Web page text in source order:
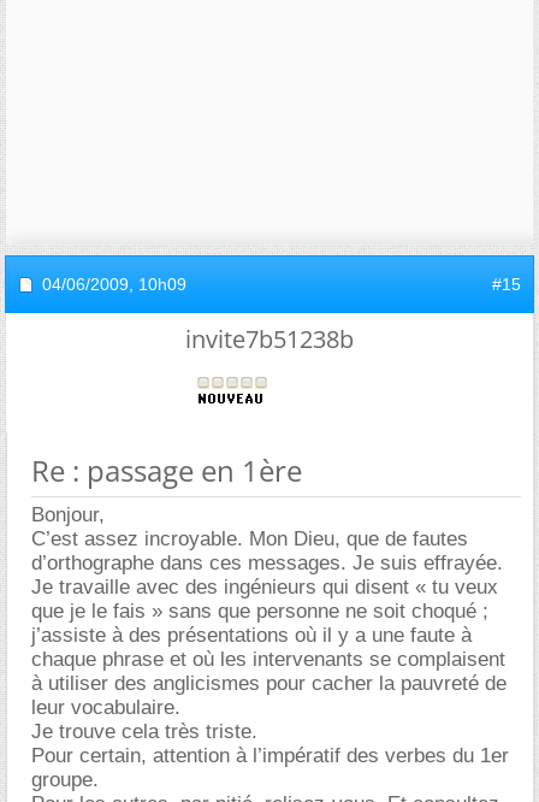
04/06/2009, 10h09 #15
invite7b51238b
Re : passage en 1ère
Bonjour,
C’est assez incroyable. Mon Dieu, que de fautes
d’orthographe dans ces messages. Je suis effrayée.
Je travaille avec des ingénieurs qui disent « tu veux
que je le fais » sans que personne ne soit choqué ;
j’assiste à des présentations où il y a une faute à
chaque phrase et où les intervenants se complaisent
à utiliser des anglicismes pour cacher la pauvreté de
leur vocabulaire.
Je trouve cela très triste.
Pour certain, attention à l’impératif des verbes du 1er
groupe.